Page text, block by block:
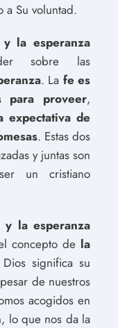
a Su voluntad.
la esperanza
sobre las
. La fe es
proveer,
expectativa de
. Estas dos
y juntas son
un cristiano
la esperanza
concepto de la
significa su
de nuestros
acogidos en
lo que nos da la